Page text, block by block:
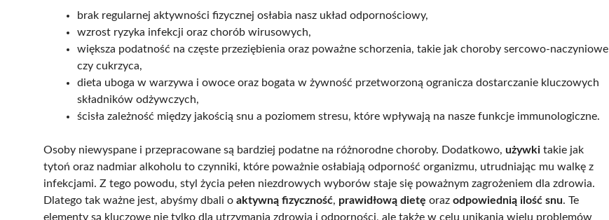
brak regularnej aktywności fizycznej osłabia nasz układ odpornościowy,
wzrost ryzyka infekcji oraz chorób wirusowych,
większa podatność na częste przeziębienia oraz poważne schorzenia, takie jak choroby sercowo-naczyniowe
czy cukrzyca,
dieta uboga w warzywa i owoce oraz bogata w żywność przetworzoną ogranicza dostarczanie kluczowych
składników odżywczych,
ścisła zależność między jakością snu a poziomem stresu, które wpływają na nasze funkcje immunologiczne.
Osoby niewyspane i przepracowane są bardziej podatne na różnorodne choroby. Dodatkowo, używki takie jak
tytoń oraz nadmiar alkoholu to czynniki, które poważnie osłabiają odporność organizmu, utrudniając mu walkę z
infekcjami. Z tego powodu, styl życia pełen niezdrowych wyborów staje się poważnym zagrożeniem dla zdrowia.
Dlatego tak ważne jest, abyśmy dbali o aktywną fizyczność, prawidłową dietę oraz odpowiednią ilość snu. Te
elementy są kluczowe nie tylko dla utrzymania zdrowia i odporności, ale także w celu unikania wielu problemów